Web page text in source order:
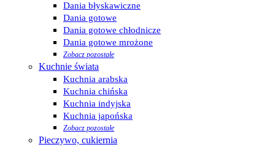
Dania błyskawiczne
Dania gotowe
Dania gotowe chłodnicze
Dania gotowe mrożone
Zobacz pozostałe
Kuchnie świata
Kuchnia arabska
Kuchnia chińska
Kuchnia indyjska
Kuchnia japońska
Zobacz pozostałe
Pieczywo, cukiernia